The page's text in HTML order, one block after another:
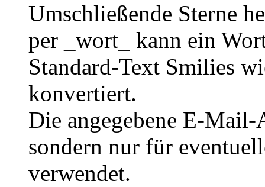
Umschließende Sterne
per _wort_ kann ein
Standard-Text Smilies
konvertiert.
Die angegebene E-
sondern nur für
verwendet.